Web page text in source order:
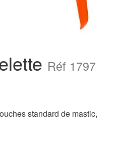
Réf 1797
standard de mastic,